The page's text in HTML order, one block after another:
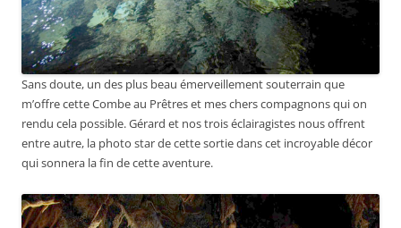
Sans doute, un des plus beau émerveillement souterrain que
m’offre cette Combe au Prêtres et mes chers compagnons qui on
rendu cela possible. Gérard et nos trois éclairagistes nous offrent
entre autre, la photo star de cette sortie dans cet incroyable décor
qui sonnera la fin de cette aventure.